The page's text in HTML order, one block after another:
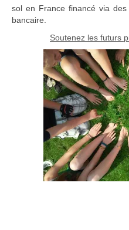
sol en France financé via
bancaire.
Soutenez les futurs